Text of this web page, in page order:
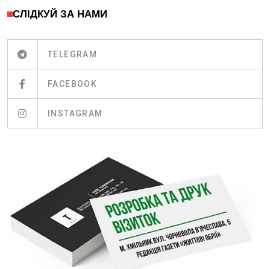
СЛІДКУЙ ЗА НАМИ
TELEGRAM
FACEBOOK
INSTAGRAM